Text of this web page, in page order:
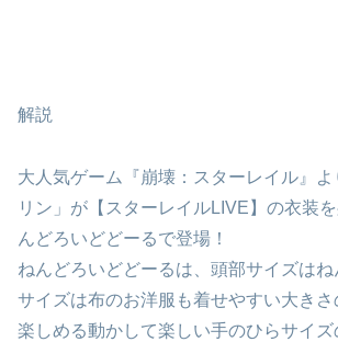
解説
大人気ゲーム『崩壊：スターレイル』よ
リン」が【スターレイルLIVE】の衣装
んどろいどどーるで登場！
ねんどろいどどーるは、頭部サイズは
サイズは布のお洋服も着せやすい大き
楽しめる動かして楽しい手のひらサイズ